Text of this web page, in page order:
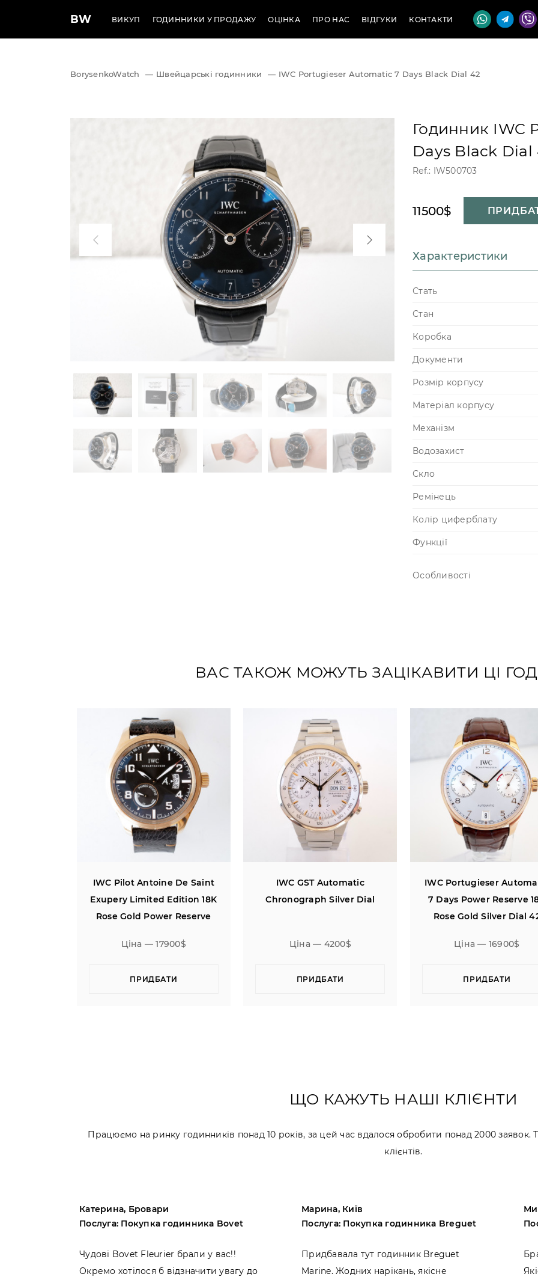
BW ВИКУП ГОДИННИКИ У ПРОДАЖУ ОЦІНКА ПРО НАС ВІДГУКИ КОНТАКТИ
BorysenkoWatch — Швейцарські годинники — IWC Portugieser Automatic 7 Days Black Dial 42
Годинник IWC
Days Black Dial
Ref.: IW500703
11500$
Характеристики
Стать
Стан
Коробка
Документи
Розмір корпусу
Матеріал корпусу
Механізм
Водозахист
Скло
Ремінець
Колір циферблату
Функції
Особливості
ВАС ТАКОЖ МОЖУТЬ ЗАЦІКАВИТИ ЦІ
IWC GST Automatic
Chronograph Silver Dial
Ціна — 4200$
ПРИДБАТИ
IWC Portugieser Automatic
7 Days Power Reserve 18K
Ціна — 16900$
ПРИДБАТИ
IWC Pilot Antoine De
Exupery Limited Edition
Rose Gold Power
Ціна — 17900$
ПРИДБАТИ
ЩО КАЖУТЬ НАШІ КЛІЄНТИ
Працюємо на ринку годинників понад 10 років, за цей час вдалося обробити понад 2000 заявок.
клієнтів.
Катерина, Бровари
Послуга: Покупка годинника Bovet
Чудові Bovet Fleurier брали у вас!!
Окремо хотілося б відзначити увагу до
Марина, Київ
Послуга: Покупка годинника Breguet
Придбавала тут годинник Breguet
Marine. Жодних нарікань, якісне